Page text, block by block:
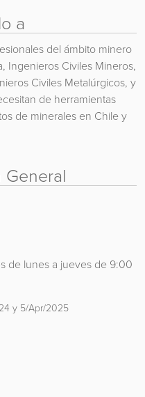
a
del ámbito minero
Ingenieros Civiles Mineros,
Civiles Metalúrgicos, y
de herramientas
de minerales en Chile y
General
de lunes a jueves de 9:00
y 5/Apr/2025